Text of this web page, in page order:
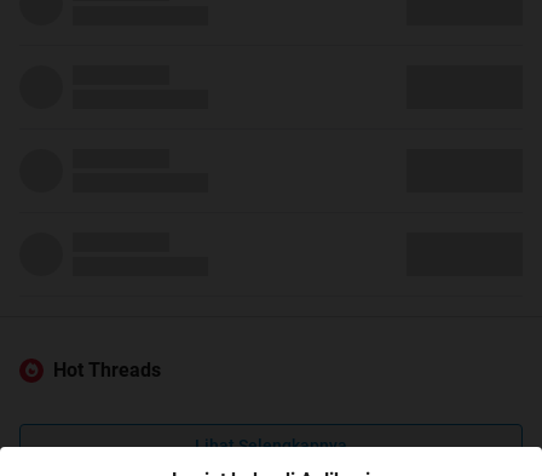
Hot Threads
Lihat Selengkapnya